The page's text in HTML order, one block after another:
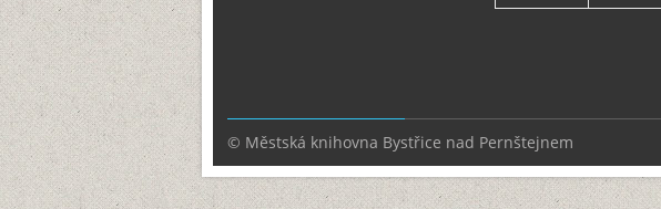
© Městská knihovna Bystřice nad Pernštejnem